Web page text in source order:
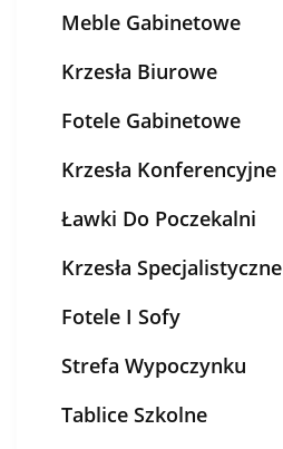
Meble Gabinetowe
Krzesła Biurowe
Fotele Gabinetowe
Krzesła Konferencyjne
Ławki Do Poczekalni
Krzesła Specjalistyczne
Fotele I Sofy
Strefa Wypoczynku
Tablice Szkolne